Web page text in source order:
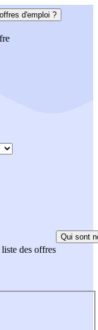
d'emploi ?
des offres
Qui sont